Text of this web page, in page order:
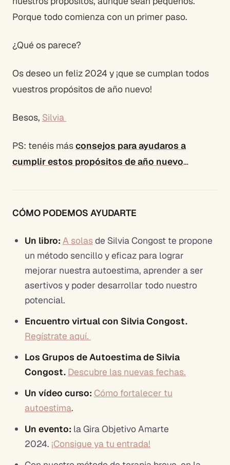
Porque todo comienza con un primer paso.
¿Qué os parece?
Os deseo un feliz 2024 y ¡que se cumplan todos
vuestros propósitos de año nuevo!
Besos, Silvia
PS: tenéis másconsejos para ayudaros a
cumplir estos propósitos de año nuevo…
CÓMO PODEMOS AYUDARTE
Un libro: A solasde Silvia Congost te propone
un método sencillo y eficaz para lograr
mejorar nuestra autoestima, aprender a ser
asertivos y poder desarrollar todo nuestro
potencial.
Encuentro virtual con Silvia Congost.
Regístrate aquí.
Los Grupos de Autoestima de Silvia
Congost. Descubre las nuevas fechas.
Un vídeo curso: Cómo fortalecer tu
autoestima.
Un evento: la Gira Objetivo Amarte
2024. ¡Consigue ya tu entrada!